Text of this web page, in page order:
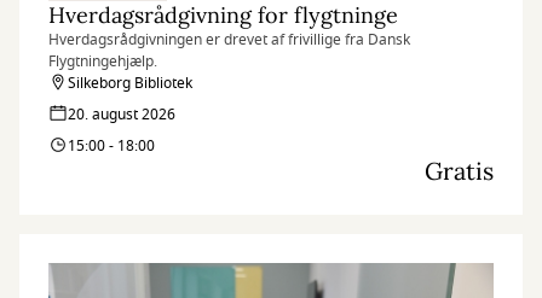
Hverdagsrådgivning for flygtninge
Hverdagsrådgivningen er drevet af frivillige fra Dansk
Flygtningehjælp.
Silkeborg Bibliotek
20. august 2026
15:00 - 18:00
Gratis